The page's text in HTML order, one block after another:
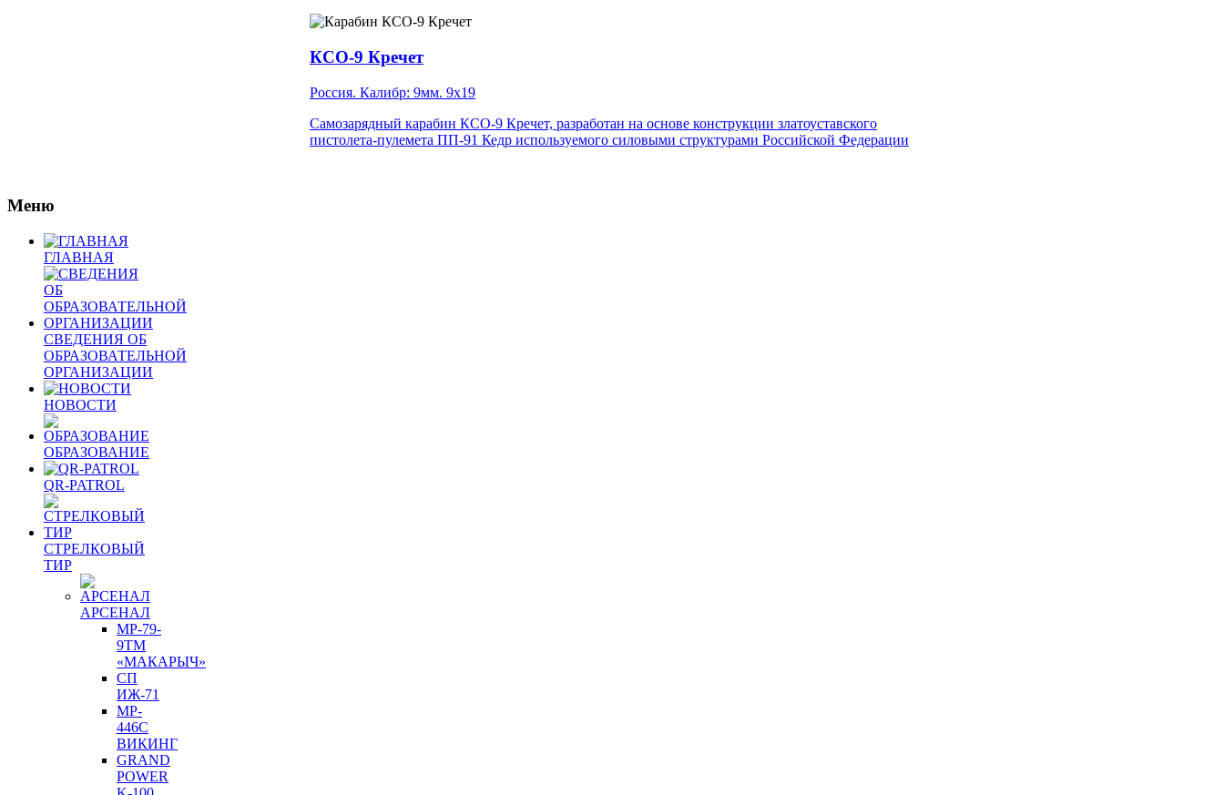
КСО-9 Кречет
Россия. Калибр: 9мм. 9x19
Самозарядный карабин КСО-9 Кречет, разработан на основе конструкции златоуставского
пистолета-пулемета ПП-91 Кедр используемого силовыми структурами Российской Федерации
Меню
ГЛАВНАЯ
СВЕДЕНИЯ ОБ
ОБРАЗОВАТЕЛЬНОЙ
ОРГАНИЗАЦИИ
НОВОСТИ
ОБРАЗОВАНИЕ
QR-PATROL
СТРЕЛКОВЫЙ
ТИР
АРСЕНАЛ
МР-79-
9ТM
«МАКАРЫЧ»
СП
ИЖ-71
MP-
446C
ВИКИНГ
GRAND
POWER